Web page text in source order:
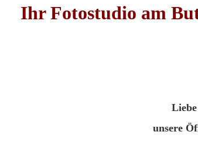
Ihr Fotostudio am
unsere